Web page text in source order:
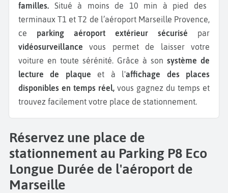
familles. Situé à moins de 10 min à pied des
terminaux T1 et T2 de l’aéroport Marseille Provence,
ce parking aéroport extérieur sécurisé par
vidéosurveillancevous permet de laisser votre
voiture en toute sérénité. Grâce à son système de
lecture de plaque et à l'affichage des places
disponibles en temps réel, vous gagnez du temps et
trouvez facilement votre place de stationnement.
Réservez une place de
stationnement au Parking P8 Eco
Longue Durée de l'aéroport de
Marseille